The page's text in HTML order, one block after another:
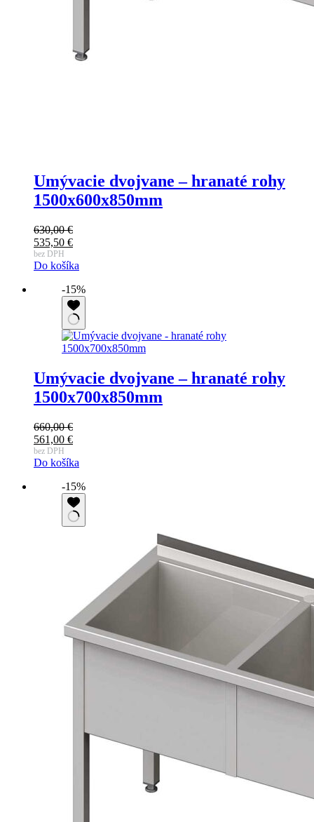
Umývacie dvojvane – hranaté rohy
1500x600x850mm
630,00€
535,50 €
bez DPH
Do košíka
-15%
Umývacie dvojvane – hranaté rohy
1500x700x850mm
660,00€
561,00 €
bez DPH
Do košíka
-15%